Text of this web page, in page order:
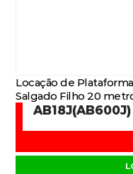
Locação de
Salgado Filho 20
AB18J(AB600J)